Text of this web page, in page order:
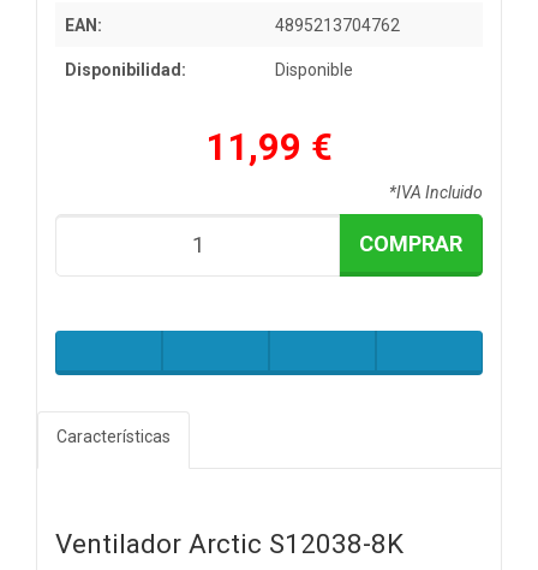
EAN: 4895213704762
Disponibilidad: Disponible
11,99 €
*IVA Incluido
COMPRAR
Características
Ventilador Arctic S12038-8K